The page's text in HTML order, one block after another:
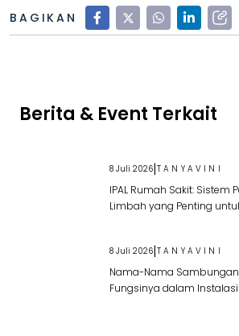
BAGIKAN
Berita & Event Terkait
8 Juli 2026|TANYAVINI
IPAL Rumah Sakit: Sistem
Limbah yang Penting
8 Juli 2026|TANYAVINI
Nama-Nama Sambungan
Fungsinya dalam